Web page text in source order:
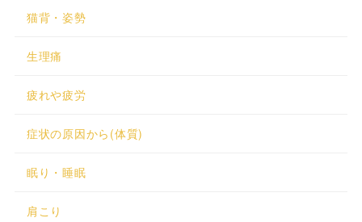
猫背・姿勢
生理痛
疲れや疲労
症状の原因から(体質)
眠り・睡眠
肩こり